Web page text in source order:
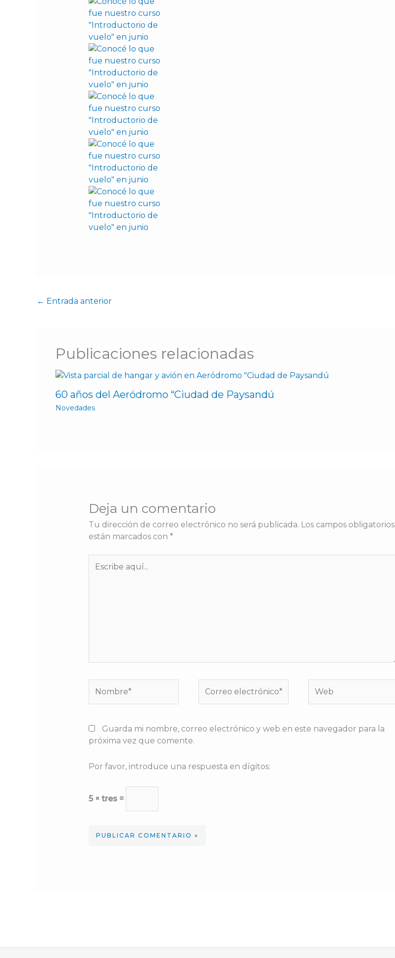
← Entrada anterior
Publicaciones relacionadas
60 años del Aeródromo “Ciudad de Paysandú
Novedades
Deja un comentario
Tu dirección de correo electrónico no será publicada. Los campos obligatorios
están marcados con *
aquí...
electrónico*
Guarda mi nombre, correo electrónico y web en este navegador para la
próxima vez que comente.
Por favor, introduce una respuesta en dígitos:
5 × tres =